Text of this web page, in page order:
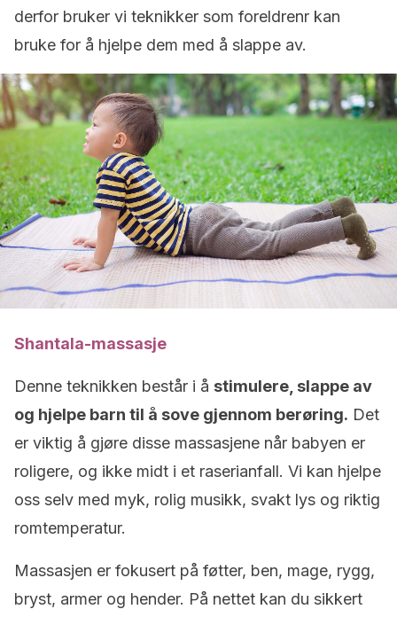
derfor bruker vi teknikker som foreldrenr kan
bruke for å hjelpe dem med å slappe av.
Shantala-massasje
Denne teknikken består i å stimulere, slappe av
og hjelpe barn til å sove gjennom berøring. Det
er viktig å gjøre disse massasjene når babyen er
roligere, og ikke midt i et raserianfall. Vi kan hjelpe
oss selv med myk, rolig musikk, svakt lys og riktig
romtemperatur.
Massasjen er fokusert på føtter, ben, mage, rygg,
bryst, armer og hender. På nettet kan du sikkert